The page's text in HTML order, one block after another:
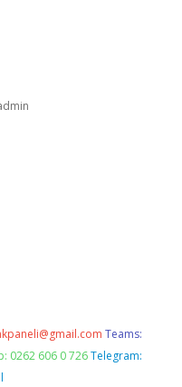
Teams:
0262 606 0 726 Telegram: